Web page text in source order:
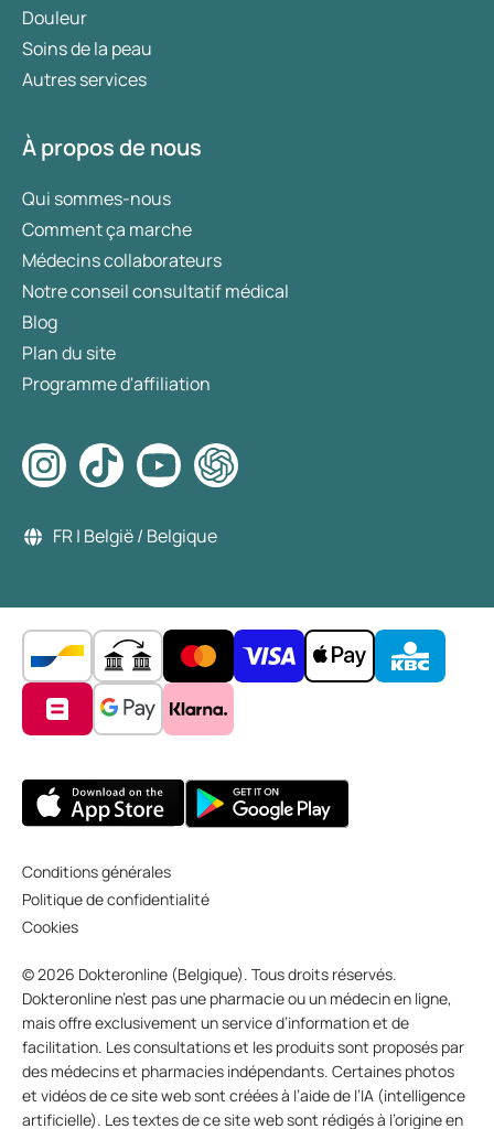
Douleur
Soins de la peau
Autres services
À propos de nous
Qui sommes-nous
Comment ça marche
Médecins collaborateurs
Notre conseil consultatif médical
Blog
Plan du site
Programme d'affiliation
FR | België / Belgique
Conditions générales
Politique de confidentialité
Cookies
© 2026 Dokteronline (Belgique). Tous droits réservés.
Dokteronline n’est pas une pharmacie ou un médecin en ligne,
mais offre exclusivement un service d’information et de
facilitation. Les consultations et les produits sont proposés par
des médecins et pharmacies indépendants. Certaines photos
et vidéos de ce site web sont créées à l’aide de l’IA (intelligence
artificielle). Les textes de ce site web sont rédigés à l’origine en